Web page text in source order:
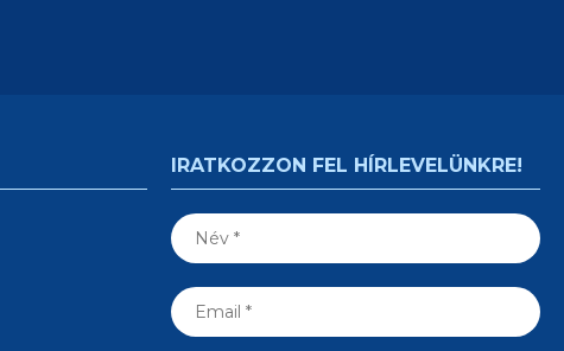
IRATKOZZON FEL HÍRLEVELÜNKRE!